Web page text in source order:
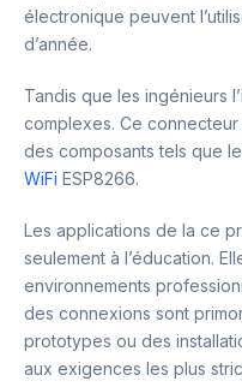
électronique peuvent
d’année.
Tandis que les ingénieurs
complexes. Ce
des composants tels que
WiFi ESP8266.
Les applications de la ce
seulement à l’éducation.
environnements
des connexions sont
prototypes ou des
aux exigences les plus